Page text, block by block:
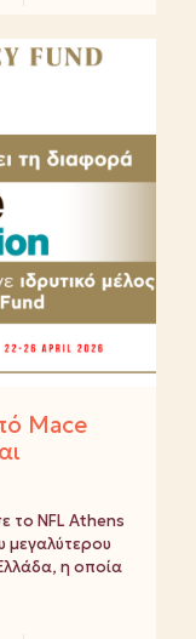
Mace
το NFL Athens
μεγαλύτερου
η οποία